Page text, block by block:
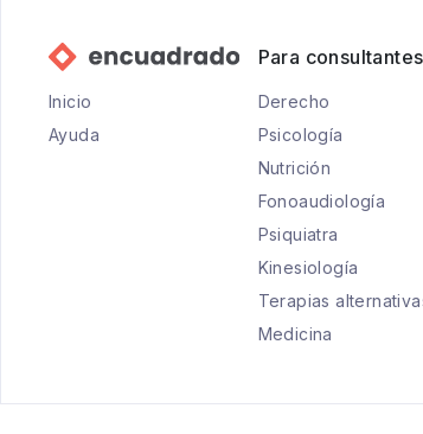
Inicio
Ayuda
Para consultantes
Derecho
Psicología
Nutrición
Fonoaudiología
Psiquiatra
Kinesiología
Terapias
Medicina